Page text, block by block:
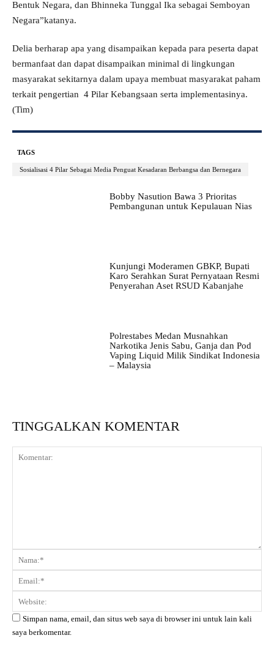
Bentuk Negara, dan Bhinneka Tunggal Ika sebagai Semboyan
Negara”katanya.
Delia berharap apa yang disampaikan kepada para peserta dapat
bermanfaat dan dapat disampaikan minimal di lingkungan
masyarakat sekitarnya dalam upaya membuat masyarakat paham
terkait pengertian 4 Pilar Kebangsaan serta implementasinya.
(Tim)
TAGS
Sosialisasi 4 Pilar Sebagai Media Penguat Kesadaran Berbangsa dan Bernegara
Bobby Nasution Bawa 3 Prioritas
Pembangunan untuk Kepulauan Nias
Kunjungi Moderamen GBKP, Bupati
Karo Serahkan Surat Pernyataan Resmi
Penyerahan Aset RSUD Kabanjahe
Polrestabes Medan Musnahkan
Narkotika Jenis Sabu, Ganja dan Pod
Vaping Liquid Milik Sindikat Indonesia
– Malaysia
TINGGALKAN KOMENTAR
Komentar:
Simpan nama, email, dan situs web saya di browser ini untuk lain kali
saya berkomentar.